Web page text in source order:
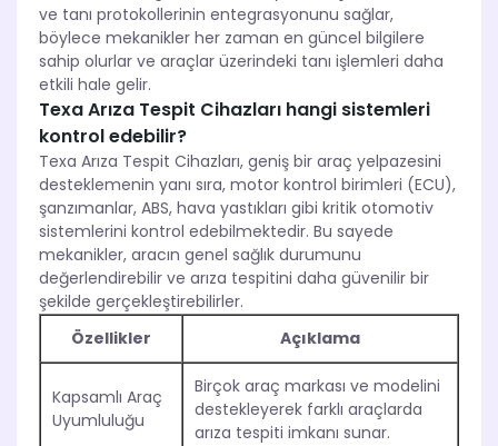
ve tanı protokollerinin entegrasyonunu sağlar,
böylece mekanikler her zaman en güncel bilgilere
sahip olurlar ve araçlar üzerindeki tanı işlemleri daha
etkili hale gelir.
Texa Arıza Tespit Cihazları hangi sistemleri
kontrol edebilir?
Texa Arıza Tespit Cihazları, geniş bir araç yelpazesini
desteklemenin yanı sıra, motor kontrol birimleri (ECU),
şanzımanlar, ABS, hava yastıkları gibi kritik otomotiv
sistemlerini kontrol edebilmektedir. Bu sayede
mekanikler, aracın genel sağlık durumunu
değerlendirebilir ve arıza tespitini daha güvenilir bir
şekilde gerçekleştirebilirler.
Özellikler
Açıklama
Kapsamlı Araç
Uyumluluğu
Birçok araç markası ve modelini
destekleyerek farklı araçlarda
arıza tespiti imkanı sunar.